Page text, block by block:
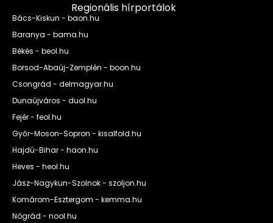
Regionális hírportálok
Bács-Kiskun - baon.hu
Baranya - bama.hu
Békés - beol.hu
Borsod-Abaúj-Zemplén - boon.hu
Csongrád - delmagyar.hu
Dunaújváros - duol.hu
Fejér - feol.hu
Győr-Moson-Sopron - kisalfold.hu
Hajdú-Bihar - haon.hu
Heves - heol.hu
Jász-Nagykun-Szolnok - szoljon.hu
Komárom-Esztergom - kemma.hu
Nógrád - nool.hu